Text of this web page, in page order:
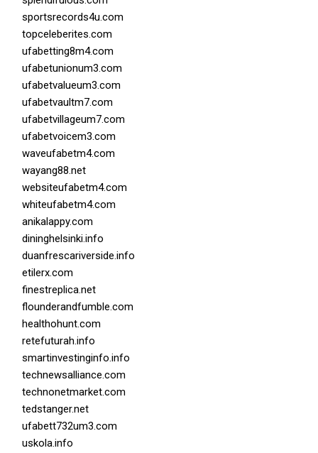
sportsrecords4u.com
topceleberites.com
ufabetting8m4.com
ufabetunionum3.com
ufabetvalueum3.com
ufabetvaultm7.com
ufabetvillageum7.com
ufabetvoicem3.com
waveufabetm4.com
wayang88.net
websiteufabetm4.com
whiteufabetm4.com
anikalappy.com
dininghelsinki.info
duanfrescariverside.info
etilerx.com
finestreplica.net
flounderandfumble.com
healthohunt.com
retefuturah.info
smartinvestinginfo.info
technewsalliance.com
technonetmarket.com
tedstanger.net
ufabett732um3.com
uskola.info